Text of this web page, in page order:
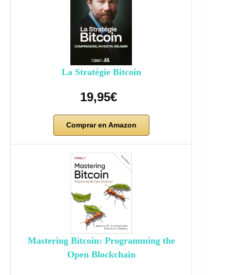
La Stratégie Bitcoin
19,95€
Comprar en Amazon
Mastering Bitcoin: Programming the
Open Blockchain